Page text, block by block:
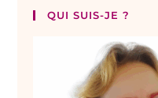
QUI SUIS-JE ?